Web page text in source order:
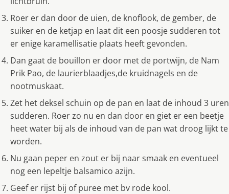
Roer er dan door de uien, de knoflook, de gember, de
suiker en de ketjap en laat dit een poosje sudderen tot
er enige karamellisatie plaats heeft gevonden.
Dan gaat de bouillon er door met de portwijn, de Nam
Prik Pao, de laurierblaadjes,de kruidnagels en de
nootmuskaat.
Zet het deksel schuin op de pan en laat de inhoud 3 uren
sudderen. Roer zo nu en dan door en giet er een beetje
heet water bij als de inhoud van de pan wat droog lijkt te
worden.
Nu gaan peper en zout er bij naar smaak en eventueel
nog een lepeltje balsamico azijn.
Geef er rijst bij of puree met bv rode kool.